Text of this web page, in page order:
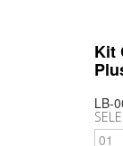
Kit
LB-